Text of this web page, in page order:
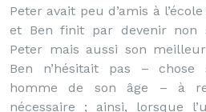
Peter avait peu d’amis à
et Ben finit par devenir non
Peter mais aussi son
Ben n’hésitait pas –
homme de son âge – à
nécessaire ; ainsi, lorsque